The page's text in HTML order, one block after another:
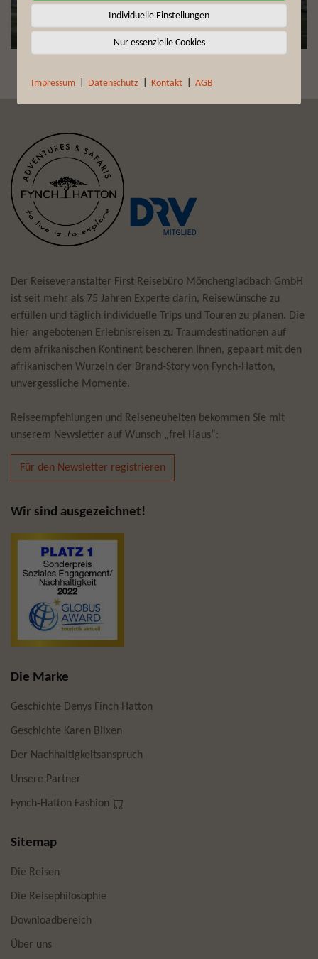
HAUTNAH & UNVERGESSEN
BESONDERE ERLEBNISSE
Individuelle Einstellungen
Nur essenzielle Cookies
Impressum Datenschutz Kontakt AGB
Der Reiseveranstalter First Reisebüro Mönchengladbach GmbH
ist seit mehr als 75 Jahren Experte darin, Reisewünsche zu
erfüllen und täglich individuelle Trips und Touren zu planen. Die
hier angebotenen Erlebnisreisen zu Traumdestinationen auf
dem afrikanischen Kontinent bescheren Ihnen, gepaart mit den
afrikanischen Wurzeln der Brand-Story von Fynch-Hatton,
unvergessliche Momente.
Reiseempfehlungen und Reiseneuheiten bekommen Sie mit
unserem Newsletter auf Wunsch „frei Haus“:
Für den Newsletter registrieren
Wir sind ausgezeichnet!
Die Marke
Geschichte Denys Finch Hatton
Geschichte Karen Blixen
Der Nachhaltigkeitsanspruch
Unsere Partner
Fynch-Hatton Fashion
Sitemap
Die Reisen
Die Reisephilosophie
Downloadbereich
Über uns